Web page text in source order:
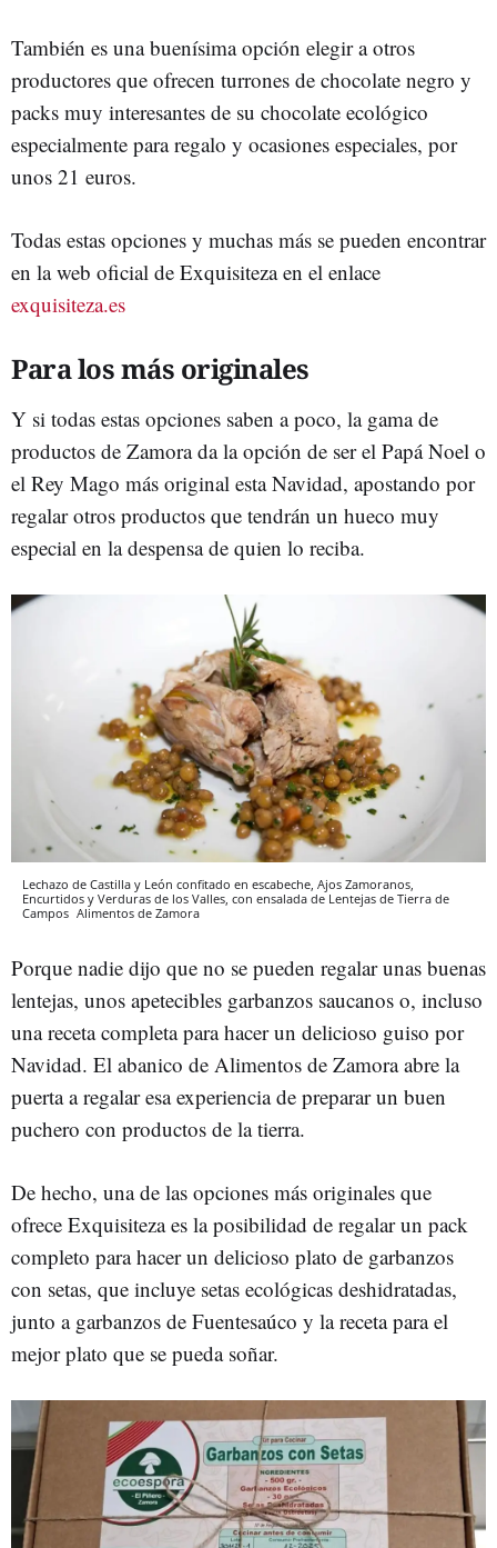
También es una buenísima opción elegir a otros
productores que ofrecen turrones de chocolate negro y
packs muy interesantes de su chocolate ecológico
especialmente para regalo y ocasiones especiales, por
unos 21 euros.
Todas estas opciones y muchas más se pueden encontrar
en la web oficial de Exquisiteza en el enlace
exquisiteza.es
Para los más originales
Y si todas estas opciones saben a poco, la gama de
productos de Zamora da la opción de ser el Papá Noel o
el Rey Mago más original esta Navidad, apostando por
regalar otros productos que tendrán un hueco muy
especial en la despensa de quien lo reciba.
Lechazo de Castilla y León confitado en escabeche, Ajos Zamoranos,
Encurtidos y Verduras de los Valles, con ensalada de Lentejas de Tierra de
Campos Alimentos de Zamora
Porque nadie dijo que no se pueden regalar unas buenas
lentejas, unos apetecibles garbanzos saucanos o, incluso
una receta completa para hacer un delicioso guiso por
Navidad. El abanico de Alimentos de Zamora abre la
puerta a regalar esa experiencia de preparar un buen
puchero con productos de la tierra.
De hecho, una de las opciones más originales que
ofrece Exquisiteza es la posibilidad de regalar un pack
completo para hacer un delicioso plato de garbanzos
con setas, que incluye setas ecológicas deshidratadas,
junto a garbanzos de Fuentesaúco y la receta para el
mejor plato que se pueda soñar.